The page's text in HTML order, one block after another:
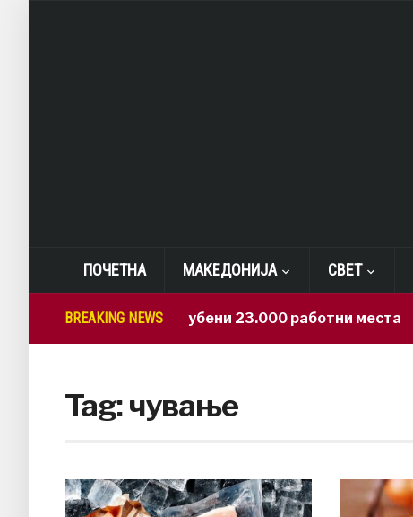
ПОЧЕТНА МАКЕДОНИЈА СВЕТ
BREAKING NEWS
САД: Изгубени 23.000 работни места
Tag:чување